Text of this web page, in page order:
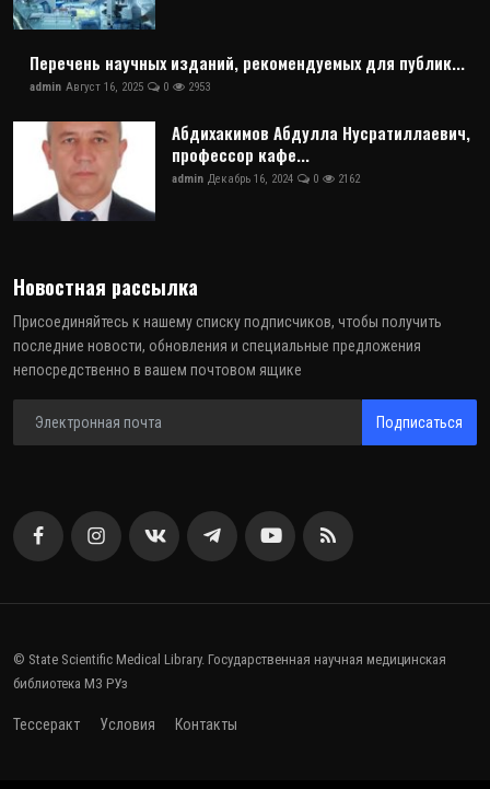
Перечень научных изданий, рекомендуемых для публик...
admin Август 16, 2025 0 2953
Абдихакимов Абдулла Нусратиллаевич,
профессор кафе...
admin Декабрь 16, 2024 0 2162
Новостная рассылка
Присоединяйтесь к нашему списку подписчиков, чтобы получить
последние новости, обновления и специальные предложения
непосредственно в вашем почтовом ящике
Подписаться
© State Scientific Medical Library. Государственная научная медицинская
библиотека МЗ РУз
Тессеракт Условия Контакты